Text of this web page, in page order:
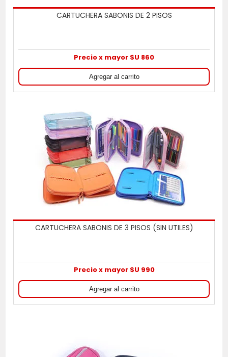
CARTUCHERA SABONIS DE 2 PISOS
Precio x mayor $U 860
CARTUCHERA SABONIS DE 3 PISOS (SIN UTILES)
Precio x mayor $U 990